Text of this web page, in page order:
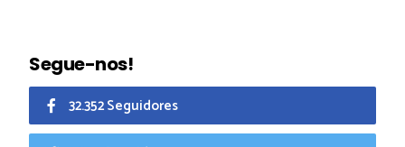
Segue-nos!
32.352 Seguidores